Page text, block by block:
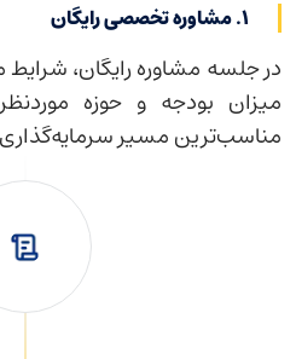
۱. مشاوره تخصصی رایگان
در جلسه مشاوره رایگان،
میزان بودجه و حوزه
مناسب‌ترین مسیر